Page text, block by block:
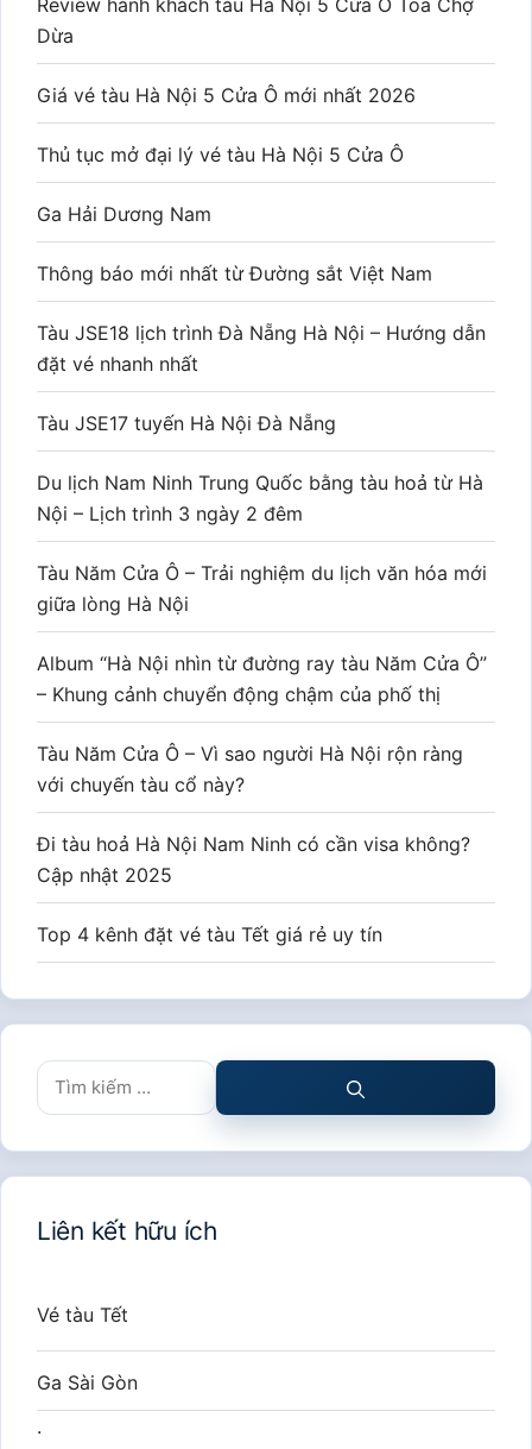
Review hành khách tàu Hà Nội 5 Cửa Ô Toa Chợ
Dừa
Giá vé tàu Hà Nội 5 Cửa Ô mới nhất 2026
Thủ tục mở đại lý vé tàu Hà Nội 5 Cửa Ô
Ga Hải Dương Nam
Thông báo mới nhất từ Đường sắt Việt Nam
Tàu JSE18 lịch trình Đà Nẵng Hà Nội – Hướng dẫn
đặt vé nhanh nhất
Tàu JSE17 tuyến Hà Nội Đà Nẵng
Du lịch Nam Ninh Trung Quốc bằng tàu hoả từ Hà
Nội – Lịch trình 3 ngày 2 đêm
Tàu Năm Cửa Ô – Trải nghiệm du lịch văn hóa mới
giữa lòng Hà Nội
Album “Hà Nội nhìn từ đường ray tàu Năm Cửa Ô”
– Khung cảnh chuyển động chậm của phố thị
Tàu Năm Cửa Ô – Vì sao người Hà Nội rộn ràng
với chuyến tàu cổ này?
Đi tàu hoả Hà Nội Nam Ninh có cần visa không?
Cập nhật 2025
Top 4 kênh đặt vé tàu Tết giá rẻ uy tín
Tìm
kiếm
Liên kết hữu ích
Vé tàu Tết
Ga Sài Gòn
.